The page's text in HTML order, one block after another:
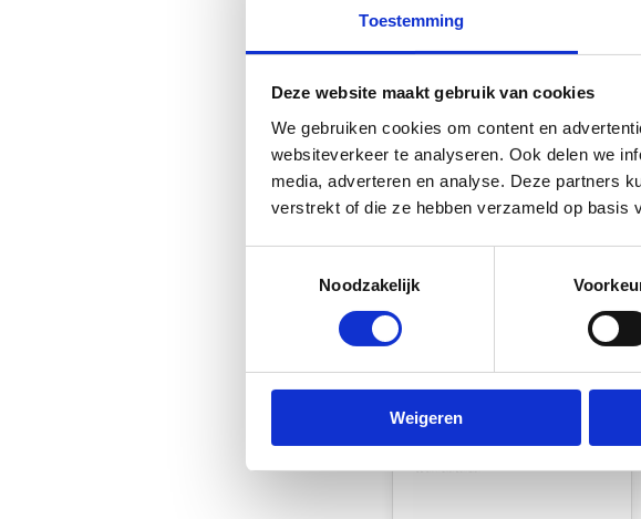
Toestemming
Deze website maakt gebruik van cookies
We gebruiken cookies om content en
websiteverkeer te analyseren. Ook delen we
media, adverteren en analyse. Deze partners
verstrekt of die ze hebben verzameld op basis
Noodzakelijk
Weigeren
Fjord Outdoor 10 stuks
Kabelschoen 150mm²
Vergelijk